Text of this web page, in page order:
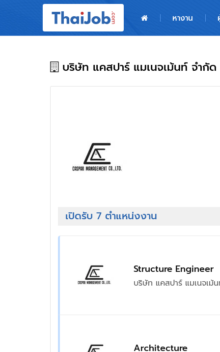
หางาน
ผู้สมัครงาน: เข้าสู่ระบบ
บริษัท แคสปาร์ แมเนจเม้นท์ จำกัด
เปิดรับ 7 ตำแหน่งงาน
Structure Engineer
บริษัท แคสปาร์ แมเนจเม้
Architecture